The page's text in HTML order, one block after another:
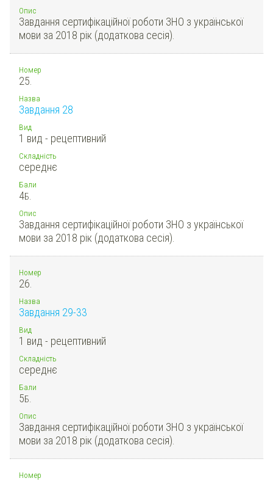
Опис
Завдання сертифікаційної роботи ЗНО з української
мови за 2018 рік (додаткова сесія).
Номер
25.
Назва
Завдання 28
Вид
1 вид - рецептивний
Складність
середнє
Бали
4Б.
Опис
Завдання сертифікаційної роботи ЗНО з української
мови за 2018 рік (додаткова сесія).
Номер
26.
Назва
Завдання 29-33
Вид
1 вид - рецептивний
Складність
середнє
Бали
5Б.
Опис
Завдання сертифікаційної роботи ЗНО з української
мови за 2018 рік (додаткова сесія).
Номер